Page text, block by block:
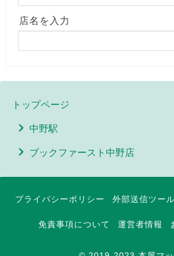
店名を入力
トップページ
中野駅
ブックファースト中野店
プライバシーポリシー 外部送信ツー
免責事項について 運営者情報